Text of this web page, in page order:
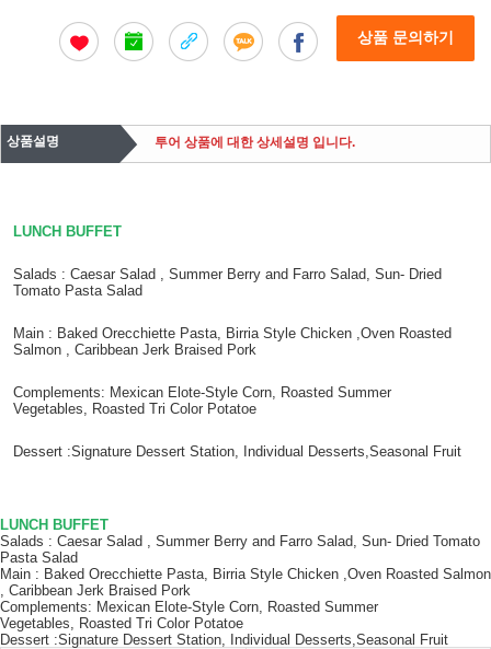
상품 문의하기
상품설명 투어 상품에 대한 상세설명 입니다.
LUNCH BUFFET
Salads : Caesar Salad , Summer Berry and Farro Salad, Sun- Dried
Tomato Pasta Salad
Main : Baked Orecchiette Pasta, Birria Style Chicken ,Oven Roasted
Salmon , Caribbean Jerk Braised Pork
Complements: Mexican Elote-Style Corn, Roasted Summer
Vegetables, Roasted Tri Color Potatoe
Dessert :Signature Dessert Station, Individual Desserts,Seasonal Fruit
LUNCH BUFFET
Salads : Caesar Salad , Summer Berry and Farro Salad, Sun- Dried Tomato
Pasta Salad
Main : Baked Orecchiette Pasta, Birria Style Chicken ,Oven Roasted Salmon
, Caribbean Jerk Braised Pork
Complements: Mexican Elote-Style Corn, Roasted Summer
Vegetables, Roasted Tri Color Potatoe
Dessert :Signature Dessert Station, Individual Desserts,Seasonal Fruit